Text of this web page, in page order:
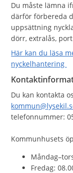
Du måste lämna
därför förbereda
uppsättning
dörr, extralås,
Här kan du läsa
nyckelhantering
Du kan kontakta
telefonnummer:
Kommunhusets
Fredag: